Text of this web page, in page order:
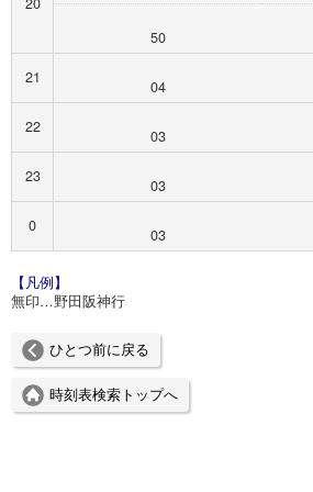
50
21
04
22
03
23
03
0
03
【凡例】
無印…野田阪神行
ひとつ前に戻る
時刻表検索トップへ